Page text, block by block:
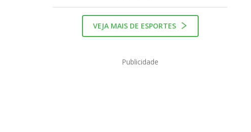
VEJA MAIS DE ESPORTES
Publicidade